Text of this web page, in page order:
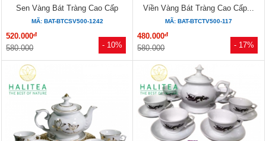
- 10%
Sen Vàng Bát Tràng Cao Cấp
500ml
MÃ: BAT-BTCSV500-1242
520.000đ
580.000 - 17%
Viền Vàng Bát Tràng Cao Cấp...
MÃ: BAT-BTCTV500-117
480.000đ
580.000